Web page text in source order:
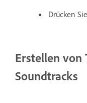
Drücken
Erstellen von
Soundtracks